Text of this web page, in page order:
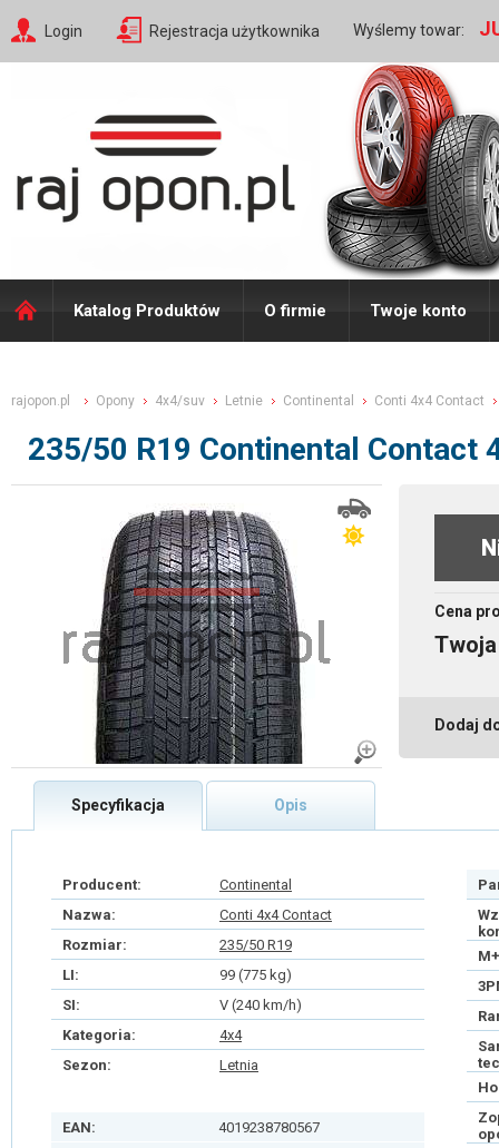
Login Rejestracja użytkownika Wyślemy towar:
Katalog Produktów O firmie Twoje konto
rajopon.pl Opony 4x4/suv Letnie Continental Conti 4x4 Contact
235/50 R19 Continental Contact
Cena
Dodaj
Specyfikacja Opis
Producent:
Continental
Nazwa:
Conti 4x4 Contact
Rozmiar:
235/50 R19
LI:
99 (775 kg)
SI:
V (240 km/h)
Kategoria:
4x4
Sezon:
Letnia
EAN:
4019238780567